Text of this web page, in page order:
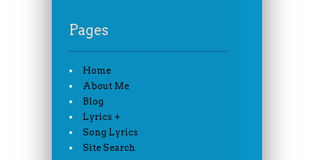
Pages
Home
About Me
Blog
Lyrics +
Song Lyrics
Site Search